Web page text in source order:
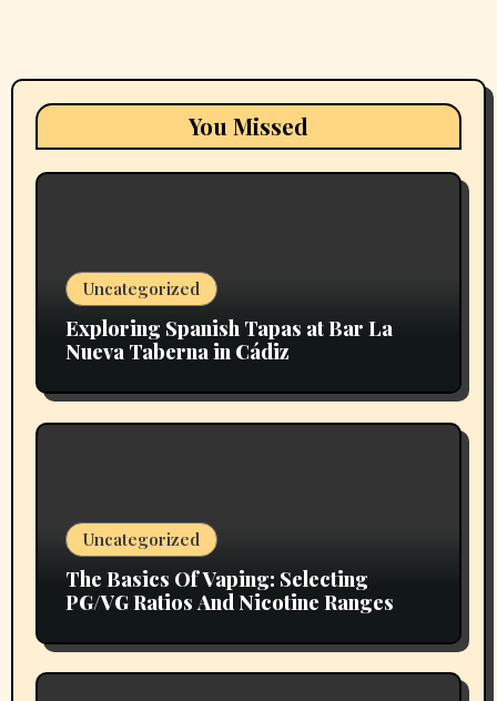
You Missed
Uncategorized
Exploring Spanish Tapas at Bar La
Nueva Taberna in Cádiz
Uncategorized
The Basics Of Vaping: Selecting
PG/VG Ratios And Nicotine Ranges